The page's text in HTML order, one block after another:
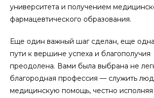
университета и получением
фармацевтического образования.
Еще один важный шаг сделан, еще одна
пути к вершине успеха и благополучия
преодолена. Вами была выбрана не
благородная профессия — служить
медицинскую помощь, честно исполняя